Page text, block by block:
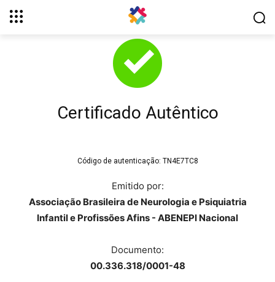
Certificado Autêntico
Código de autenticação: TN4E7TC8
Emitido por:
Associação Brasileira de Neurologia e Psiquiatria
Infantil e Profissões Afins - ABENEPI Nacional
Documento:
00.336.318/0001-48